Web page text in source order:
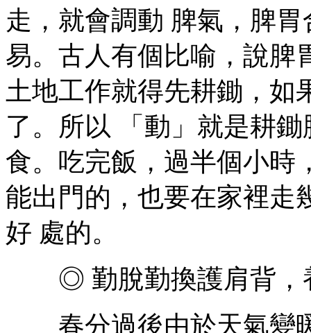
走，就會調動 脾氣，脾
易。古人有個比喻，說脾
土地工作就得先耕鋤，如
了。所以 「動」就是耕
食。吃完飯，過半個小時
能出門的，也要在家裡走
好 處的。
◎ 勤脫勤換護肩背，
春分過後由於天氣變